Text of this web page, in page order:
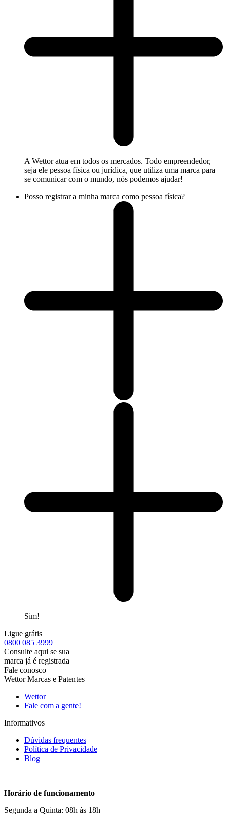
A Wettor atua em todos os mercados. Todo empreendedor,
seja ele pessoa física ou jurídica, que utiliza uma marca para
se comunicar com o mundo, nós podemos ajudar!
Posso registrar a minha marca como pessoa física?
Sim!
Ligue grátis
0800 085 3999
Consulte aqui se sua
marca já é registrada
Fale conosco
Wettor Marcas e Patentes
Wettor
Fale com a gente!
Informativos
Dúvidas frequentes
Política de Privacidade
Blog
Horário de funcionamento
Segunda a Quinta: 08h às 18h